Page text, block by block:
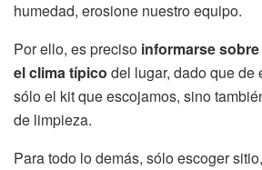
humedad, erosione nuestro equipo.
Por ello, es preciso informarse
el clima típico del lugar, dado que de
sólo el kit que escojamos, sino
de limpieza.
Para todo lo demás, sólo escoger